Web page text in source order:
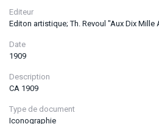
Editeur
Editon artistique; Th. Revoul "Aux Dix Mille
Date
1909
Description
CA 1909
Type de document
Iconographie